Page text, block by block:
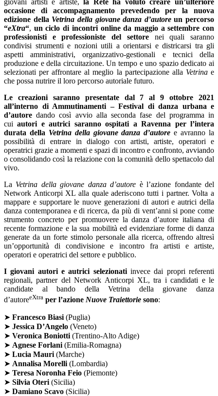
giovani artisti e artiste,la Rete ha voluto creare un’ulteriore
occasione di accompagnamento prevedendo per la nuova
edizione della Vetrina della giovane danza d’autoreun percorso
“eXtra“, un ciclo di incontri online da maggio a settembre con
professionisti e professioniste del settorenei quali saranno
condivisi strumenti e nozioni utili a orientarsi e districarsi tra gli
aspetti amministrativi, organizzativo-gestionali e tecnici della
produzione e della circuitazione. Un tempo e uno spazio dedicato ai
selezionati per affrontare al meglio la partecipazione alla Vetrinae
che possa nutrire il loro percorso autoriale futuro.
Le creazioni saranno presentate dal 7 al 9 ottobre 2021
all’interno di Ammutinamenti – Festival di danza urbana e
d’autore dando così avvio alla seconda fase del programma in
cuiautori e autrici saranno ospitati a Ravenna per l’intera
durata della Vetrina della giovane danza d’autore e avranno la
possibilità di entrare in dialogo con artisti, artiste, operatori e
operatrici grazie a momenti e spazi di incontro e confronto, avviando
o consolidando così la relazione con la comunità dello spettacolo dal
vivo.
La Vetrina della giovane danza d’autore è l’azione fondante del
Network Anticorpi XL alla quale aderiscono tutti i partner. Volta a
mappare e supportare le nuove generazioni di autori e autrici della
danza contemporanea e di ricerca, da più di vent’anni si pone come
strumento concreto per promuovere la danza d’autore italiana di
recente formazione e la sua mobilità ed evidenziare forme di danza
generate da un forte stimolo personale alla ricerca, offrendo altresì
un’opportunità di condivisione e incontro fra artisti e artiste,
operatori e operatrici del settore e pubblico.
I giovani autori e autrici selezionatiinvece dai propri referenti
regionali, partner del Network Anticorpi XL, tra i candidati e le
candidate al bando della Vetrina della giovane danza
d’autoreeXtra per l’azione Nuove Traiettorie sono:
➤ Francesco Biasi (Puglia)
➤ Jessica D’Angelo (Veneto)
➤ Veronica Boniotti (Trentino-Alto Adige)
➤ Agnese Forlani (Emilia-Romagna)
➤ Lucia Mauri (Marche)
➤ Annalisa Morelli (Lombardia)
➤ Teresa Noronha Feio (Piemonte)
➤ Silvia Oteri (Sicilia)
➤ Damiano Scavo (Sicilia)